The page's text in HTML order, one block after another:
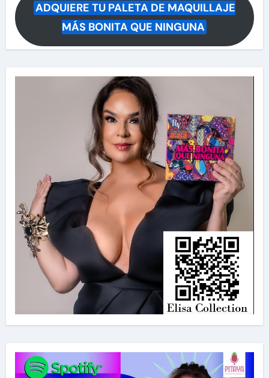
ADQUIERE TU PALETA DE MAQUILLAJE
MÁS BONITA QUE NINGUNA